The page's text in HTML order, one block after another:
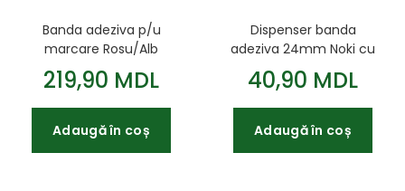
Banda adeziva p/u
marcare Rosu/Alb
TESSA
219,90 MDL
Adaugă în coș
Dispenser banda
adeziva 24mm Noki cu
banda adeziva cadou
40,90 MDL
Adaugă în coș